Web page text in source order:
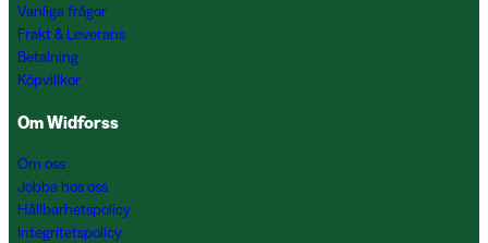
Vanliga frågor
Frakt & Leverans
Betalning
Köpvillkor
Om Widforss
Om oss
Jobba hos oss
Hållbarhetspolicy
Integritetspolicy